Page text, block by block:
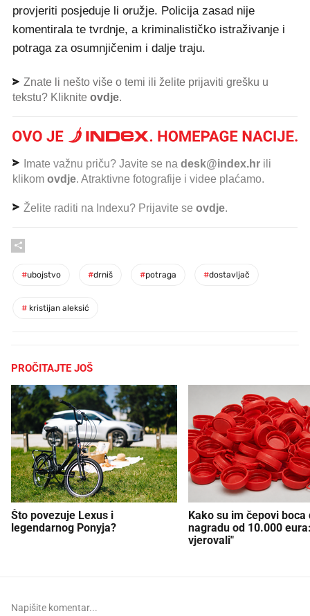
provjeriti posjeduje li oružje. Policija zasad nije
komentirala te tvrdnje, a kriminalističko istraživanje i
potraga za osumnjičenim i dalje traju.
Znate li nešto više o temi ili želite prijaviti grešku u
tekstu? Kliknite ovdje.
Imate važnu priču? Javite se na desk@index.hr ili
klikom ovdje. Atraktivne fotografije i videe plaćamo.
Želite raditi na Indexu? Prijavite se ovdje.
#ubojstvo #drniš #potraga #dostavljač
# kristijan aleksić
PROČITAJTE JOŠ
Što povezuje Lexus i
legendarnog Ponyja?
Kako su im čepovi boca
nagradu od 10.000
vjerovali"